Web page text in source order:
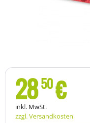
2850€
inkl. MwSt.
zzgl. Versandkosten